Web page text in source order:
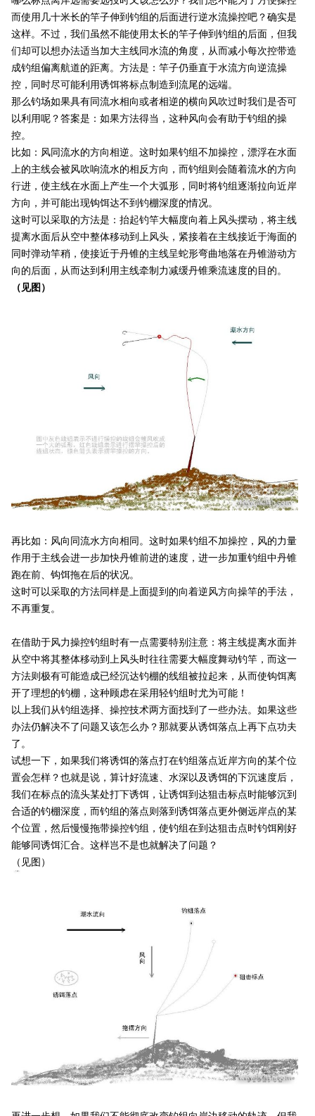
而使用几十米长的竿子伸到钓组的后面进行逆水流操控吧？确实是
这样。不过，我们虽然不能使用太长的竿子伸到钓组的后面，但我
们却可以想办法适当加大主线同水流的角度，从而减小每次控带造
成钓组偏离航道的距离。方法是：竿子仍垂直于水流方向逆流操
控，同时尽可能利用诱饵将标点制造到流尾的远端。
那么钓场如果具有同流水相向或者相逆的横向风吹过时我们是否可
以利用呢？答案是：如果方法得当，这种风向会有助于钓组的操
控。
比如：风同流水的方向相逆。这时如果钓组不加操控，漂浮在水面
上的主线会被风吹响流水的相反方向，而钓组则会随着流水的方向
行进，使主线在水面上产生一个大弧形，同时将钓组逐渐拉向近岸
方向，并可能出现钩饵达不到钓棚深度的情况。
这时可以采取的方法是：抬起钓竿大幅度向着上风头摆动，将主线
提离水面后从空中整体移动到上风头，紧接着在主线接近于海面的
同时弹动竿稍，使接近于丹锥的主线呈蛇形弯曲地落在丹锥游动方
向的后面，从而达到利用主线牵制力减缓丹锥乘流速度的目的。
（见图）
再比如：风向同流水方向相同。这时如果钓组不加操控，风的力量
作用于主线会进一步加快丹锥前进的速度，进一步加重钓组中丹锥
跑在前、钩饵拖在后的状况。
这时可以采取的方法同样是上面提到的向着逆风方向操竿的手法，
不再重复。
在借助于风力操控钓组时有一点需要特别注意：将主线提离水面并
从空中将其整体移动到上风头时往往需要大幅度舞动钓竿，而这一
方法则极有可能造成已经沉达钓棚的线组被拉起来，从而使钩饵离
开了理想的钓棚，这种顾虑在采用轻钓组时尤为可能！
以上我们从钓组选择、操控技术两方面找到了一些办法。如果这些
办法仍解决不了问题又该怎么办？那就要从诱饵落点上再下点功夫
了。
试想一下，如果我们将诱饵的落点打在钓组落点近岸方向的某个位
置会怎样？也就是说，算计好流速、水深以及诱饵的下沉速度后，
我们在标点的流头某处打下诱饵，让诱饵到达狙击标点时能够沉到
合适的钓棚深度，而钓组的落点则落到诱饵落点更外侧远岸点的某
个位置，然后慢慢拖带操控钓组，使钓组在到达狙击点时钓饵刚好
能够同诱饵汇合。这样岂不是也就解决了问题？
（见图）